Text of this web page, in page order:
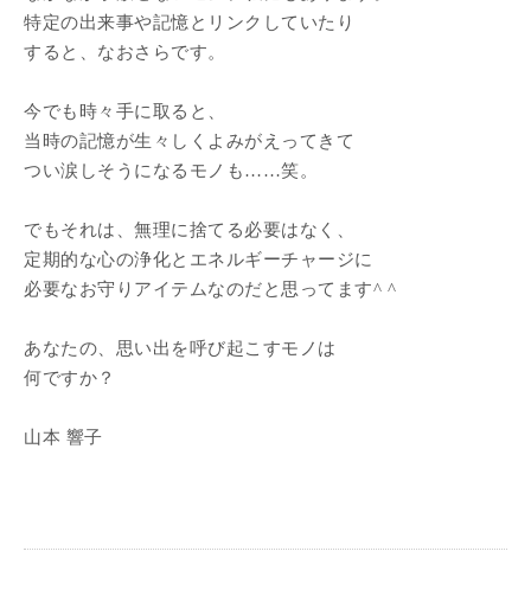
特定の出来事や記憶とリンクしていたり
すると、なおさらです。
今でも時々手に取ると、
当時の記憶が生々しくよみがえってきて
つい涙しそうになるモノも……笑。
でもそれは、無理に捨てる必要はなく、
定期的な心の浄化とエネルギーチャージに
必要なお守りアイテムなのだと思ってます^ ^
あなたの、思い出を呼び起こすモノは
何ですか？
山本 響子